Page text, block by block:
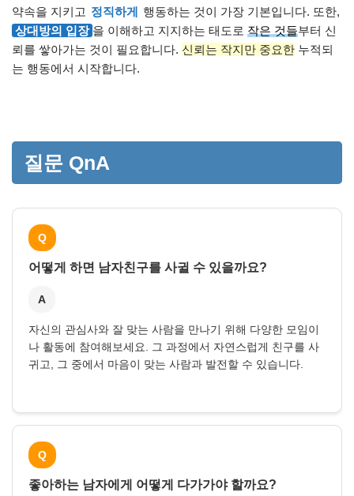
약속을 지키고 정직하게 행동하는 것이 가장 기본입니다. 또한,
상대방의 입장 을 이해하고 지지하는 태도로 작은 것들부터 신
뢰를 쌓아가는 것이 필요합니다. 신뢰는 작지만 중요한 누적되
는 행동에서 시작합니다.
질문 QnA
Q
어떻게 하면 남자친구를 사귈 수 있을까요?
A
자신의 관심사와 잘 맞는 사람을 만나기 위해 다양한 모임이
나 활동에 참여해보세요. 그 과정에서 자연스럽게 친구를 사
귀고, 그 중에서 마음이 맞는 사람과 발전할 수 있습니다.
Q
좋아하는 남자에게 어떻게 다가가야 할까요?